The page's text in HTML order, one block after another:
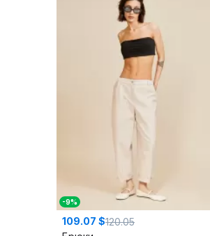
-9%
109.07 $120.05